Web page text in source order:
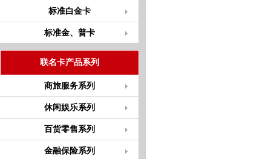
标准白金卡
标准金、普卡
联名卡产品系列
商旅服务系列
休闲娱乐系列
百货零售系列
金融保险系列